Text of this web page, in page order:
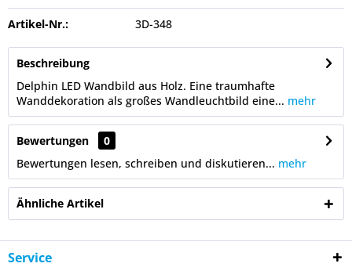
Artikel-Nr.: 3D-348
Beschreibung
Delphin LED Wandbild aus Holz. Eine traumhafte
Wanddekoration als großes Wandleuchtbild eine... mehr
Bewertungen
0
Bewertungen lesen, schreiben und diskutieren... mehr
Ähnliche Artikel
Service